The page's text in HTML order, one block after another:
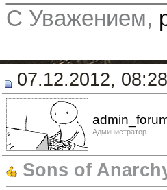
С Уважением,
07.12.2012, 08:28
Администратор
Sons of